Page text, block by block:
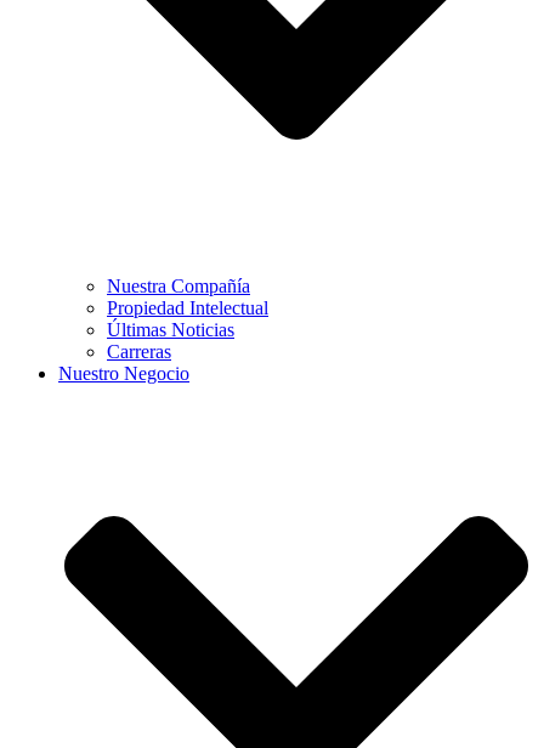
Nuestra Compañía
Propiedad Intelectual
Últimas Noticias
Carreras
Nuestro Negocio